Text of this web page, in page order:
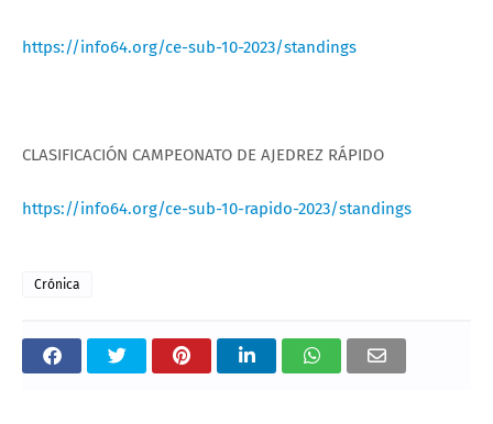
https://info64.org/ce-sub-10-2023/standings
CLASIFICACIÓN CAMPEONATO DE AJEDREZ RÁPIDO
https://info64.org/ce-sub-10-rapido-2023/standings
Crónica